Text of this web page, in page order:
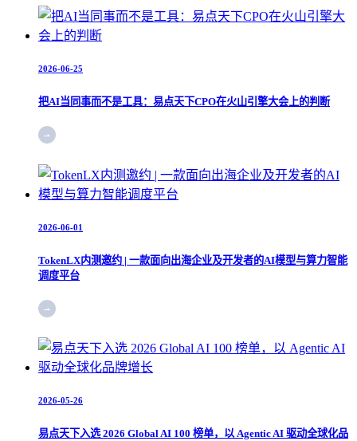
2026-06-25
把AI当同事而不是工具：易点天下CPO在火山引擎大会上的判断
2026-06-01
TokenLX内测邀约 | 一款面向出海企业及开发者的AI模型与算力智能
调度平台
2026-05-26
易点天下入选 2026 Global AI 100 榜单，以 Agentic AI 驱动全球化品